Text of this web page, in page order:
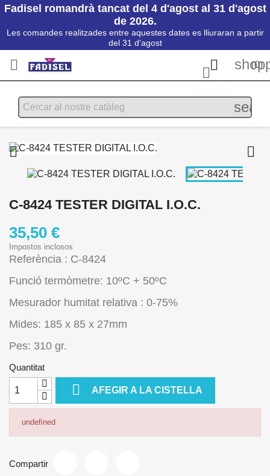
Fadisel romandrà tancat del 4 d'agost al 31 d'agost
de 2026.
Les comandes realitzades entre aquestes dates es lliuraran a partir
del 31 d'agost

 (0)

 
C-8424 TESTER DIGITAL I.O.C.
35,50 €
Impostos inclosos
Referència : C-8424
Funció termòmetre: 10ºC + 50ºC
Mesurador humitat relativa : 0-75%
Mides: 185 x 85 x 27mm
Pes: 310 gr.
Quantitat
 AFEGIR A LA CISTELLA
undefined
Compartir